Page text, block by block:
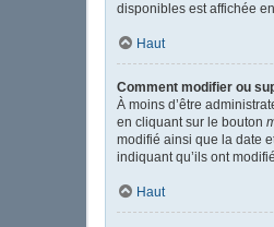
disponibles est affichée
Haut
Comment modifier ou
À moins d’être
en cliquant sur le bouton
modifié ainsi que la date
indiquant qu’ils ont
Haut